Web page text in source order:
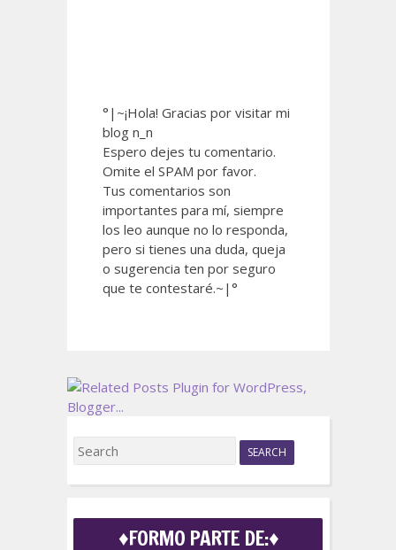
°|~¡Hola! Gracias por visitar mi
blog n_n
Espero dejes tu comentario.
Omite el SPAM por favor.
Tus comentarios son
importantes para mí, siempre
los leo aunque no lo responda,
pero si tienes una duda, queja
o sugerencia ten por seguro
que te contestaré.~|°
S
e
a
c
♦FORMO PARTE DE:♦